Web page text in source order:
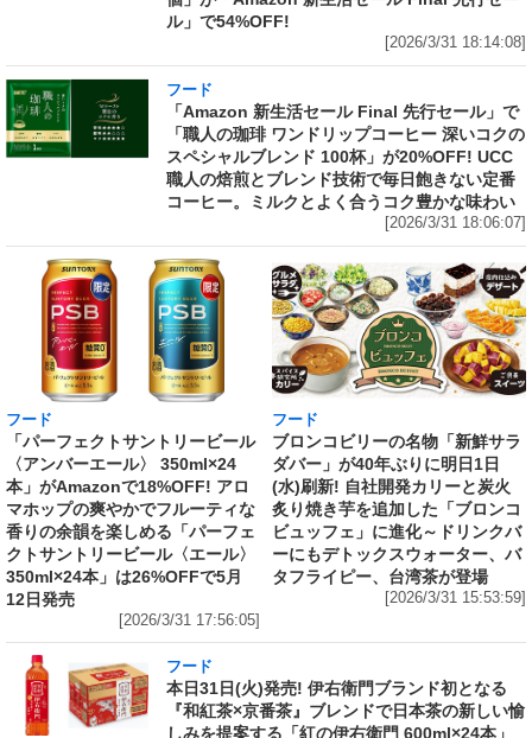
ル」で54%OFF!
[2026/3/31 18:14:08]
フード
「Amazon 新生活セール Final 先行セール」で
「職人の珈琲 ワンドリップコーヒー 深いコクの
スペシャルブレンド 100杯」が20%OFF! UCC
職人の焙煎とブレンド技術で毎日飽きない定番
コーヒー。ミルクとよく合うコク豊かな味わい
[2026/3/31 18:06:07]
フード
「パーフェクトサントリービール
〈アンバーエール〉 350ml×24
本」がAmazonで18%OFF! アロ
マホップの爽やかでフルーティな
香りの余韻を楽しめる「パーフェ
クトサントリービール〈エール〉
350ml×24本」は26%OFFで5月
12日発売
[2026/3/31 17:56:05]
フード
ブロンコビリーの名物「新鮮サラ
ダバー」が40年ぶりに明日1日
(水)刷新! 自社開発カリーと炭火
炙り焼き芋を追加した「ブロンコ
ビュッフェ」に進化～ドリンクバ
ーにもデトックスウォーター、バ
タフライピー、台湾茶が登場
[2026/3/31 15:53:59]
フード
本日31日(火)発売! 伊右衛門ブランド初となる
『和紅茶×京番茶』ブレンドで日本茶の新しい愉
しみを提案する「紅の伊右衛門 600ml×24本」